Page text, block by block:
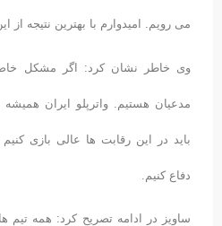
می رویم. امیدوارم با بهترین نتیجه از
وی خاطر نشان کرد: اگر مشکل
مدعیان هستیم. واترپلو ایران
باید در این رقابت ها عالی بازی کنیم
دفاع کنیم.
ساویز در ادامه تصریح کرد: همه تیم